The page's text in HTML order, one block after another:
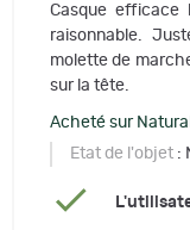
Casque
raisonnable.
molette de
sur la tête.
Acheté sur
Etat de l'objet :